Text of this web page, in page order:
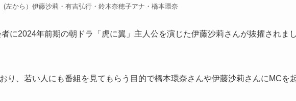
(左から）伊藤沙莉・有吉弘行・鈴木奈穂子アナ・橋本環奈
に2024年前期の朝ドラ「虎に翼」主人公を演じた伊藤沙莉さんが抜擢されま
り、若い人にも番組を見てもらう目的で橋本環奈さんや伊藤沙莉さんにMCを